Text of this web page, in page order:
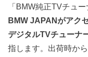
「BMW純正TVチュ
BMW JAPANがアク
デジタルTVチューナ
指します。出荷時か